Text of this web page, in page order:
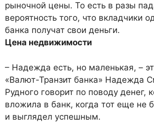
рыночной цены. То есть в разы
вероятность того, что вкладчики
банка получат свои деньги.
Цена недвижимости
– Надежда есть, но маленькая, –
«Валют-Транзит банка» Надежда
Рудного говорит по поводу денег,
вложила в банк, когда тот еще не
и выглядел успешным.